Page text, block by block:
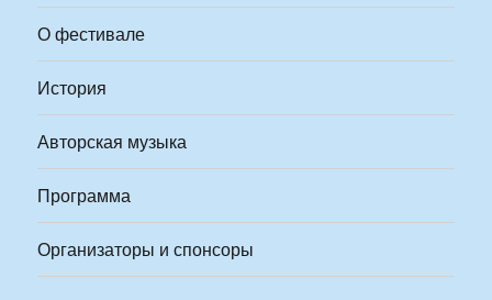
О фестивале
История
Авторская музыка
Программа
Организаторы и спонсоры